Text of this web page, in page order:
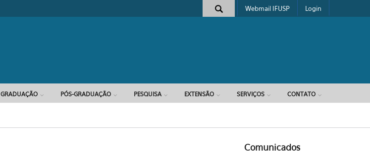
Formulário de busca
Webmail IFUSP Login
GRADUAÇÃO PÓS-GRADUAÇÃO PESQUISA EXTENSÃO SERVIÇOS CONTATO
Comunicados